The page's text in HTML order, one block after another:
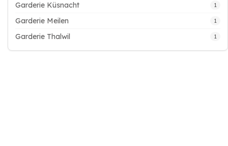
Garderie Küsnacht 1
Garderie Meilen 1
Garderie Thalwil 1